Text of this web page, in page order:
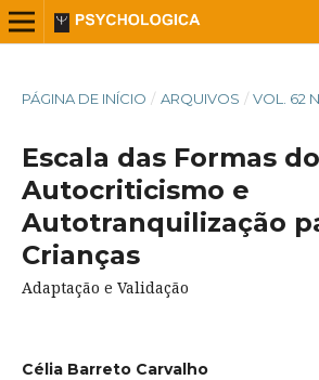
PÁGINA DE INÍCIO / ARQUIVOS / VOL. 62
Escala das Formas do
Autocriticismo e
Autotranquilização
Crianças
Adaptação e Validação
Célia Barreto Carvalho